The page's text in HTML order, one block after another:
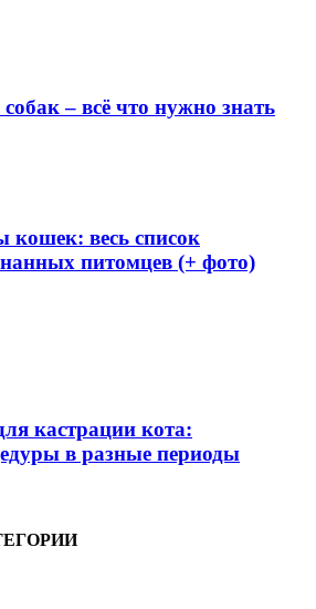
– всё что нужно знать
весь список
питомцев (+ фото)
кастрации кота:
в разные периоды